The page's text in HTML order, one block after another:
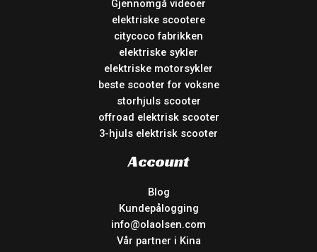
Gjennomgå videoer
elektriske scootere
citycoco fabrikken
elektriske sykler
elektriske motorsykler
beste scooter for voksne
storhjuls scooter
offroad elektrisk scooter
3-hjuls elektrisk scooter
Account
Blog
Kundepålogging
info@olaolsen.com
Vår partner i Kina